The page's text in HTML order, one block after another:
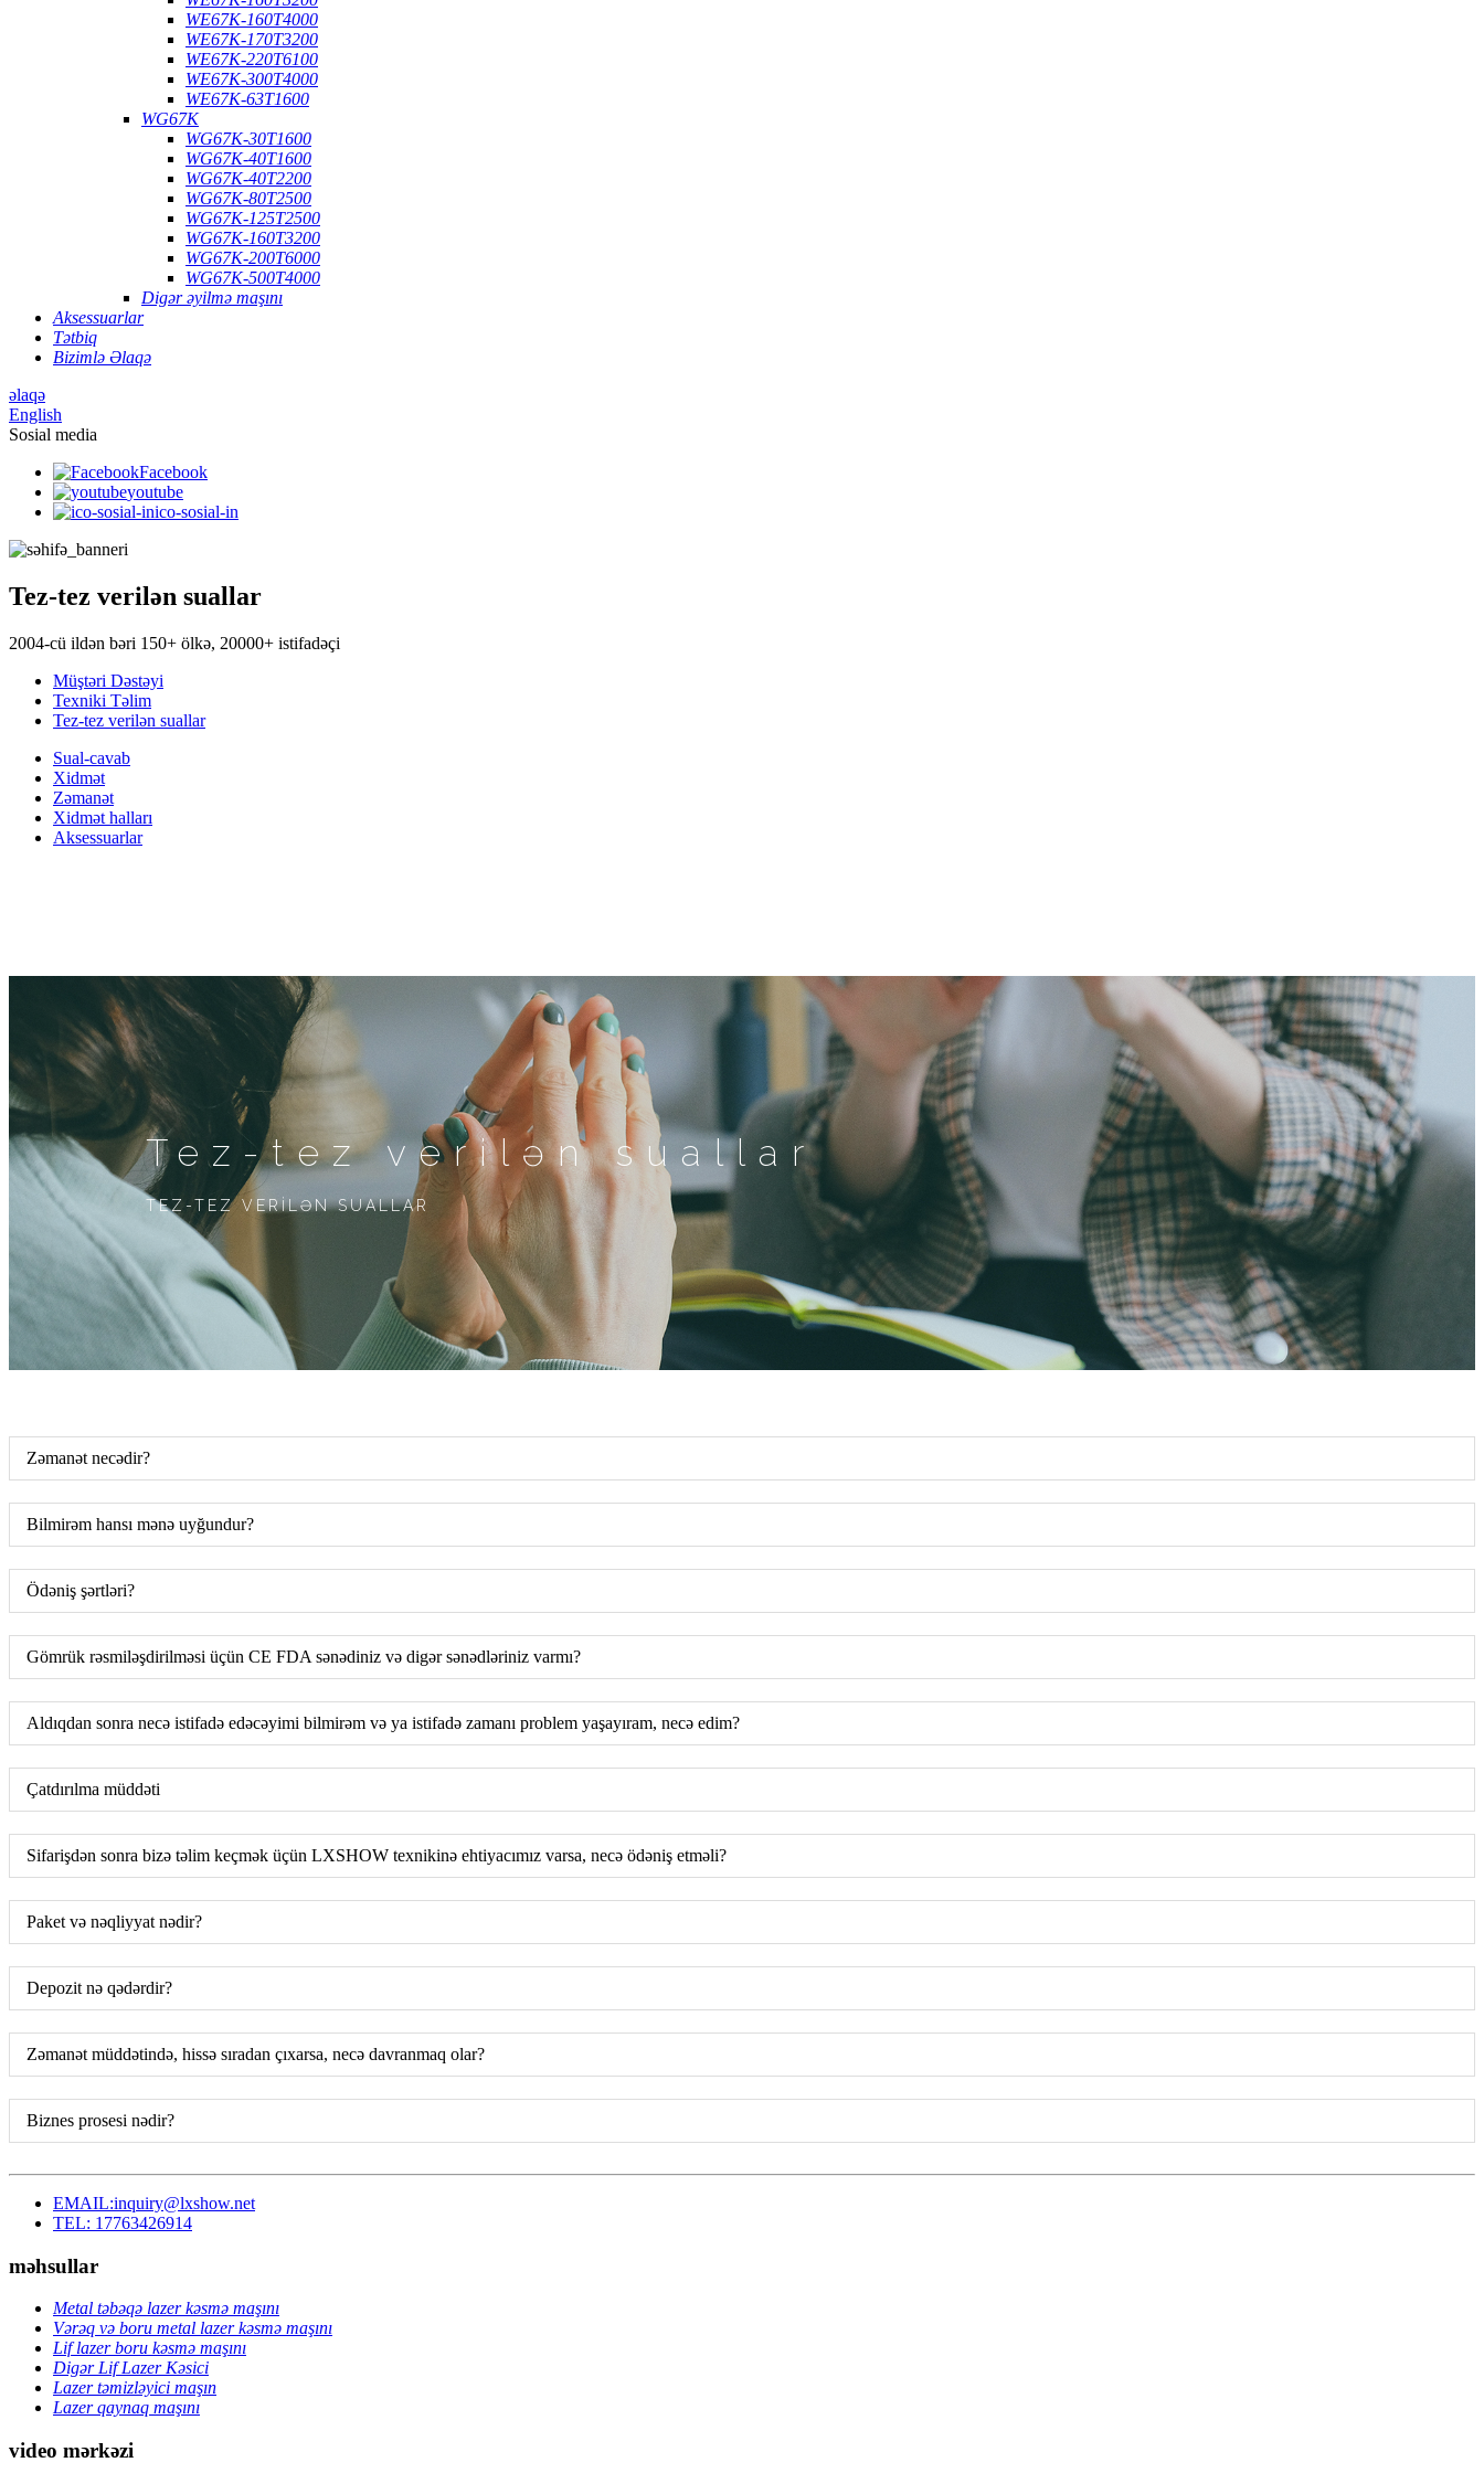
WE67K-160T4000
WE67K-170T3200
WE67K-220T6100
WE67K-300T4000
WE67K-63T1600
WG67K
WG67K-30T1600
WG67K-40T1600
WG67K-40T2200
WG67K-80T2500
WG67K-125T2500
WG67K-160T3200
WG67K-200T6000
WG67K-500T4000
Digər əyilmə maşını
Aksessuarlar
Tətbiq
Bizimlə Əlaqə
əlaqə
English
Sosial media
Facebook
youtube
ico-sosial-in
Tez-tez verilən suallar
2004-cü ildən bəri 150+ ölkə, 20000+ istifadəçi
Müştəri Dəstəyi
Texniki Təlim
Tez-tez verilən suallar
Sual-cavab
Xidmət
Zəmanət
Xidmət halları
Aksessuarlar
Tez-tez verilən suallar
TEZ-TEZ VERİLƏN SUALLAR
Zəmanət necədir?
Bilmirəm hansı mənə uyğundur?
Ödəniş şərtləri?
Gömrük rəsmiləşdirilməsi üçün CE FDA sənədiniz və digər sənədləriniz varmı?
Aldıqdan sonra necə istifadə edəcəyimi bilmirəm və ya istifadə zamanı problem yaşayıram, necə edim?
Çatdırılma müddəti
Sifarişdən sonra bizə təlim keçmək üçün LXSHOW texnikinə ehtiyacımız varsa, necə ödəniş etməli?
Paket və nəqliyyat nədir?
Depozit nə qədərdir?
Zəmanət müddətində, hissə sıradan çıxarsa, necə davranmaq olar?
Biznes prosesi nədir?
EMAIL:inquiry@lxshow.net
TEL: 17763426914
məhsullar
Metal təbəqə lazer kəsmə maşını
Vərəq və boru metal lazer kəsmə maşını
Lif lazer boru kəsmə maşını
Digər Lif Lazer Kəsici
Lazer təmizləyici maşın
Lazer qaynaq maşını
video mərkəzi